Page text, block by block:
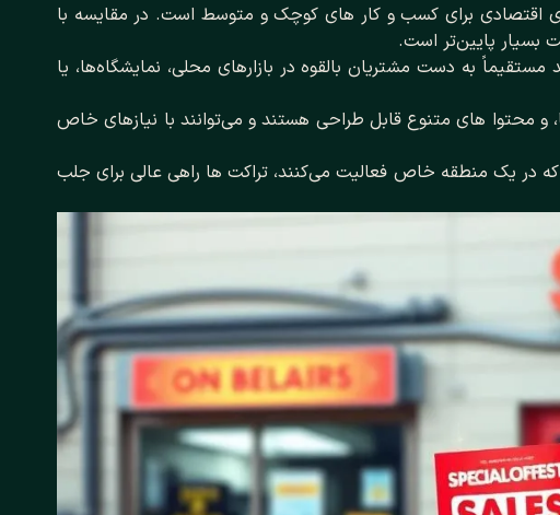
اقتصادی برای کسب ‌و کار های کوچک و متوسط است. در مقایسه با
بسیار پایین‌تر است.
مستقیماً به دست مشتریان بالقوه در بازارهای محلی، نمایشگاه‌ها، یا
و محتوا های متنوع قابل طراحی هستند و می‌توانند با نیازهای خاص
در یک منطقه خاص فعالیت می‌کنند، تراکت ‌ها راهی عالی برای جلب